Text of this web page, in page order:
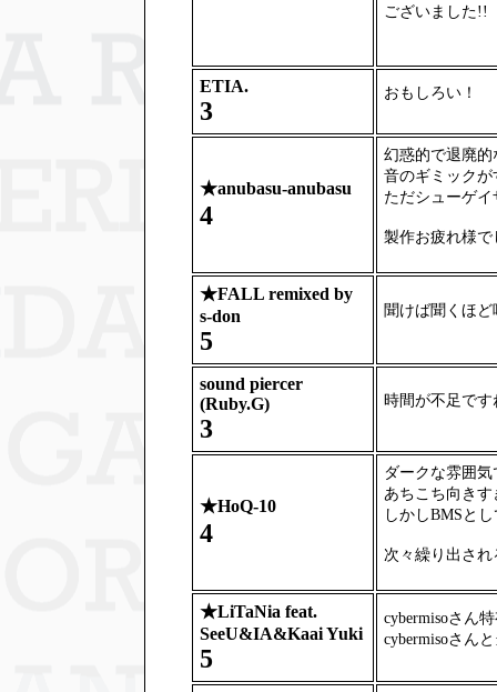
ございました!!
ETIA.
3
おもしろい！
★anubasu-anubasu
4
幻惑的で退廃
音のギミック
ただシューゲ
製作お疲れ様で
★FALL remixed by
s-don
5
聞けば聞くほ
sound piercer
(Ruby.G)
3
時間が不足で
★HoQ-10
4
ダークな雰囲気
あちこち向き
しかしBMSと
次々繰り出さ
★LiTaNia feat.
SeeU&IA&Kaai Yuki
5
cybermisoさん
cybermisoさん